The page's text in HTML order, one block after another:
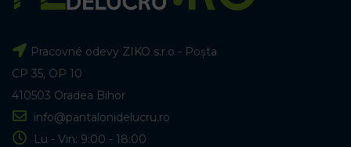
Pracovné odevy ZIKO s.r.o - Poșta
CP 35, OP 10
410503 Oradea Bihor
info@pantalonidelucru.ro
Lu - Vin: 9:00 - 18:00